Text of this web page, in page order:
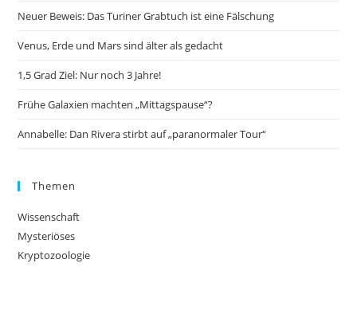
Neuer Beweis: Das Turiner Grabtuch ist eine Fälschung
Venus, Erde und Mars sind älter als gedacht
1,5 Grad Ziel: Nur noch 3 Jahre!
Frühe Galaxien machten „Mittagspause“?
Annabelle: Dan Rivera stirbt auf „paranormaler Tour“
Themen
Wissenschaft
Mysteriöses
Kryptozoologie